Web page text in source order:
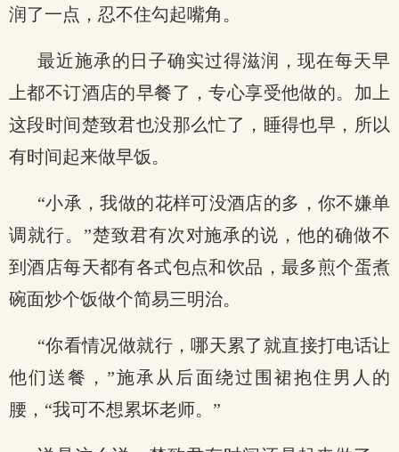
润了一点，忍不住勾起嘴角。
最近施承的日子确实过得滋润，现在每天早
上都不订酒店的早餐了，专心享受他做的。加上
这段时间楚致君也没那么忙了，睡得也早，所以
有时间起来做早饭。
“小承，我做的花样可没酒店的多，你不嫌单
调就行。”楚致君有次对施承的说，他的确做不
到酒店每天都有各式包点和饮品，最多煎个蛋煮
碗面炒个饭做个简易三明治。
“你看情况做就行，哪天累了就直接打电话让
他们送餐，”施承从后面绕过围裙抱住男人的
腰，“我可不想累坏老师。”